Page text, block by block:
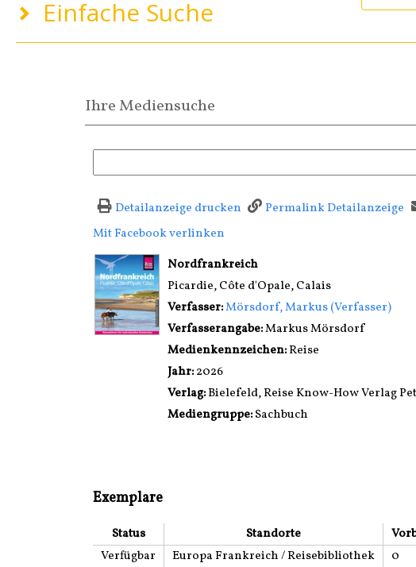
Einfache Suche
Ihre Mediensuche
Detailanzeige drucken Permalink Detailanzeige
Mit Facebook verlinken
wird in neuem Tab geöffnet
Nordfrankreich
Picardie, Côte d'Opale, Calais
Verfasser:Suche nach diesem Verfasser
Mörsdorf, Markus (Verfasser)
Verfasserangabe:Markus Mörsdorf
Medienkennzeichen:Reise
Jahr:2026
Verlag:Bielefeld, Reise Know-How Verlag
Mediengruppe:Sachbuch
Exemplare
Status Standorte
Verfügbar
Europa Frankreich / Reisebibliothek 0